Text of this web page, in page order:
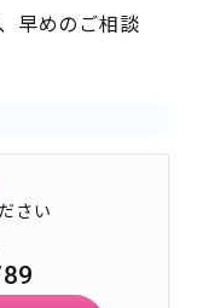
早めのご相談
さい